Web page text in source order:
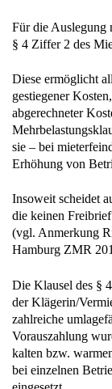
Für die Auslegung
§ 4 Ziffer 2 des
Diese ermöglicht
gestiegener
abgerechneter
sie – bei
Erhöhung von
Insoweit scheidet
die keinen
(vgl. Anmerkung
Hamburg ZMR
Die Klausel des §
der Klägerin/
zahlreiche
Vorauszahlung
kalten bzw.
bei einzelnen